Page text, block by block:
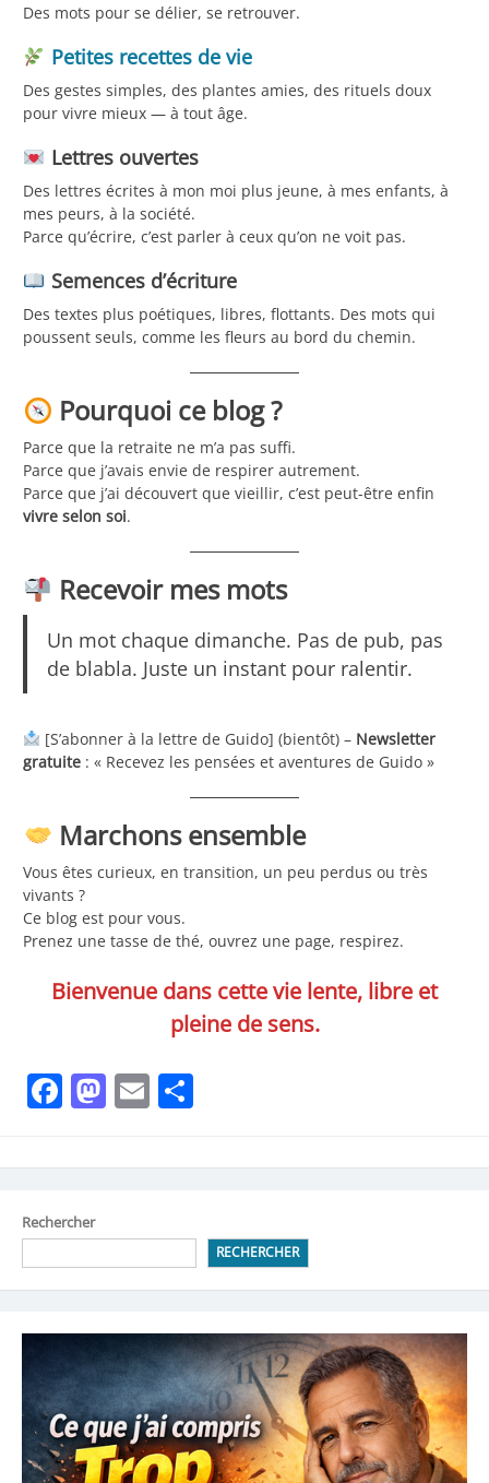
Des mots pour se délier, se retrouver.
Petites recettes de vie
Des gestes simples, des plantes amies, des rituels doux
pour vivre mieux — à tout âge.
Lettres ouvertes
Des lettres écrites à mon moi plus jeune, à mes enfants, à
mes peurs, à la société.
Parce qu’écrire, c’est parler à ceux qu’on ne voit pas.
Semences d’écriture
Des textes plus poétiques, libres, flottants. Des mots qui
poussent seuls, comme les fleurs au bord du chemin.
Pourquoi ce blog ?
Parce que la retraite ne m’a pas suffi.
Parce que j’avais envie de respirer autrement.
Parce que j’ai découvert que vieillir, c’est peut-être enfin
vivre selon soi.
Recevoir mes mots
Un mot chaque dimanche. Pas de pub, pas
de blabla. Juste un instant pour ralentir.
[S’abonner à la lettre de Guido] (bientôt) – Newsletter
gratuite : « Recevez les pensées et aventures de Guido »
Marchons ensemble
Vous êtes curieux, en transition, un peu perdus ou très
vivants ?
Ce blog est pour vous.
Prenez une tasse de thé, ouvrez une page, respirez.
Bienvenue dans cette vie lente, libre et
pleine de sens.
Facebook
Mastodon
Email
Rechercher
RECHERCHER